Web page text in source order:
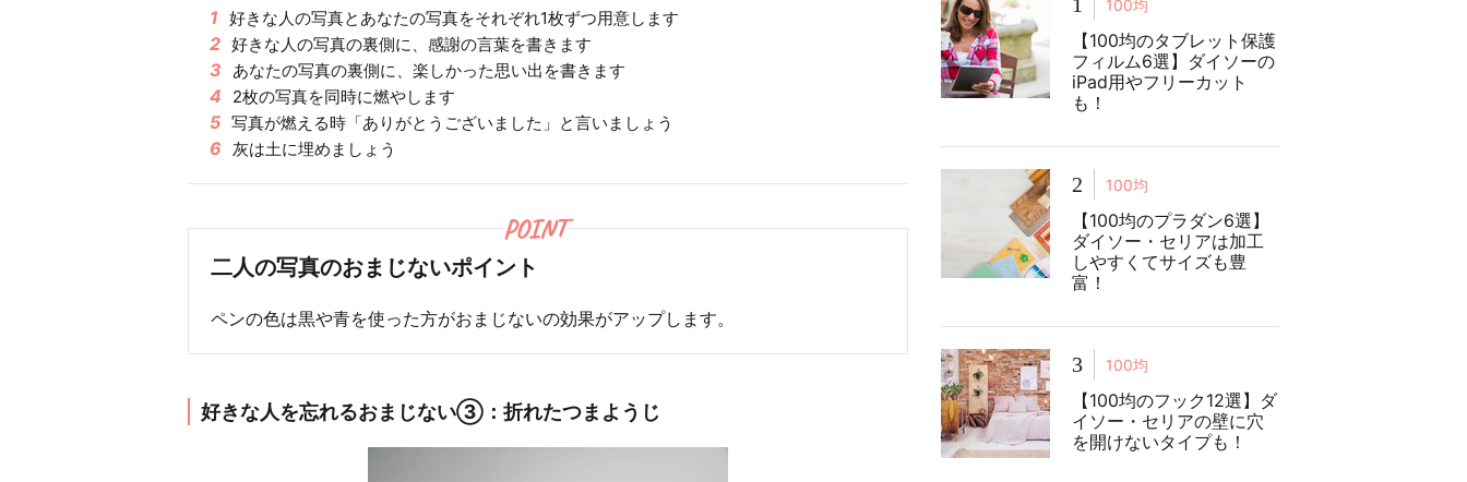
1 好きな人の写真とあなたの写真をそれぞれ1枚ずつ用意します
2 好きな人の写真の裏側に、感謝の言葉を書きます
3 あなたの写真の裏側に、楽しかった思い出を書きます
4 2枚の写真を同時に燃やします
5 写真が燃える時「ありがとうございました」と言いましょう
6 灰は土に埋めましょう
POINT
二人の写真のおまじないポイント
ペンの色は黒や青を使った方がおまじないの効果がアップします。
好きな人を忘れるおまじない③：折れたつまようじ
100均
【100均のタブレット保護
フィルム6選】ダイソーの
iPad用やフリーカット
も！
2 100均
【100均のプラダン6選】
ダイソー・セリアは加工
しやすくてサイズも豊
富！
3 100均
【100均のフック12選】ダ
イソー・セリアの壁に穴
を開けないタイプも！